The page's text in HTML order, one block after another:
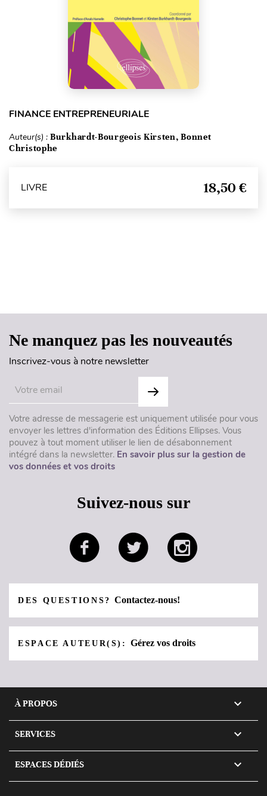
FINANCE ENTREPRENEURIALE
Auteur(s) : Burkhardt-Bourgeois Kirsten, Bonnet
Christophe
LIVRE 18,50 €
Ne manquez pas les nouveautés
Inscrivez-vous à notre newsletter
Votre adresse de messagerie est uniquement utilisée pour vous
envoyer les lettres d'information des Éditions Ellipses. Vous
pouvez à tout moment utiliser le lien de désabonnement
intégré dans la newsletter. En savoir plus sur la gestion de
vos données et vos droits
Suivez-nous sur
DES QUESTIONS?Contactez-nous!
ESPACE AUTEUR(S):Gérez vos droits
À PROPOS 
SERVICES 
ESPACES DÉDIÉS 